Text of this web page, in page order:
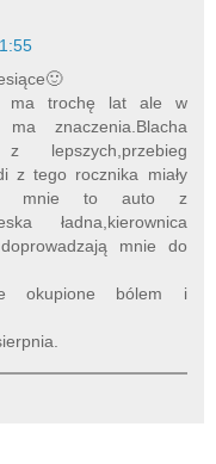
ma trochę lat ale w
znaczenia.Blacha
lepszych,przebieg
z tego rocznika miały
mnie to auto z
ładna,kierownica
mnie do
okupione bólem i